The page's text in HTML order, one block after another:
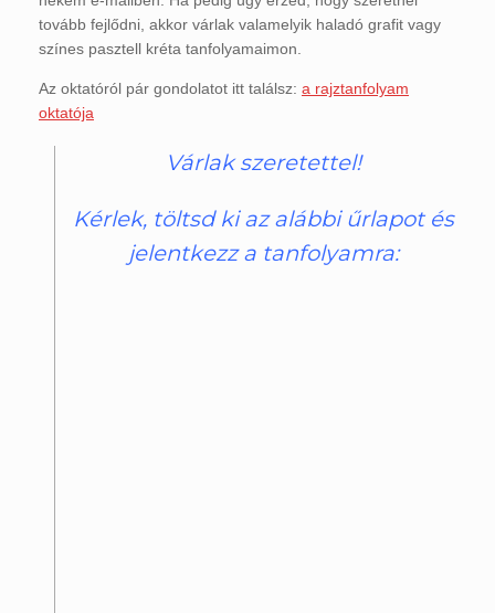
tovább fejlődni, akkor várlak valamelyik haladó grafit vagy
színes pasztell kréta tanfolyamaimon.
Az oktatóról pár gondolatot itt találsz: a rajztanfolyam
oktatója
Várlak szeretettel!
Kérlek, töltsd ki az alábbi űrlapot és
jelentkezz a tanfolyamra: